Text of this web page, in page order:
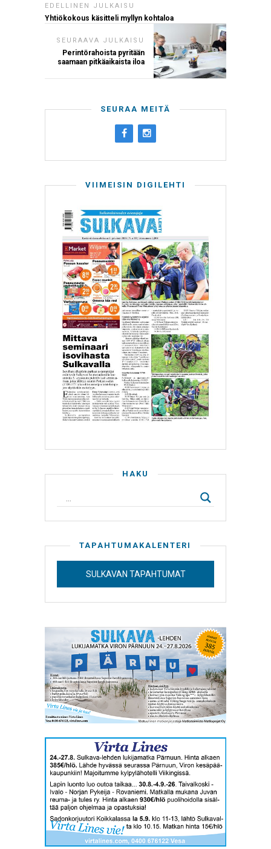
EDELLINEN JULKAISU
Yhtiökokous käsitteli myllyn kohtaloa
SEURAAVA JULKAISU
Perintörahoista pyritään
saamaan pitkäaikaista iloa
SEURAA MEITÄ
VIIMEISIN DIGILEHTI
HAKU
TAPAHTUMAKALENTERI
SULKAVAN TAPAHTUMAT